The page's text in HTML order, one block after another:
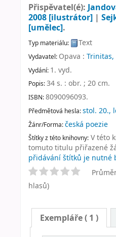
Přispěvatel(é):
2008 [ilustrátor] |
[umělec].
Typ materiálu: Text
Vydavatel: Opava : Trinitas,
Vydání: 1. vyd.
Popis:34 s. : obr. ; 20 cm.
ISBN:8090096093.
Předmětová hesla:stol. 20.,
Žánr/Forma:česká poezie
Štítky z této knihovny: V této
tomuto titulu přiřazené
přidávání štítků je nutné
hlasů)
Exempláře( 1 )